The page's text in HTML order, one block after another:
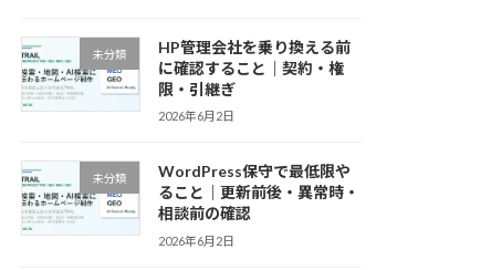
未分類
HP管理会社を乗り換える前
に確認すること｜契約・権
限・引継ぎ
2026年6月2日
未分類
WordPress保守で最低限や
ること｜更新前後・異常時・
相談前の確認
2026年6月2日